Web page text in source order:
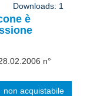
Downloads: 1
è
n°
non acquistabile